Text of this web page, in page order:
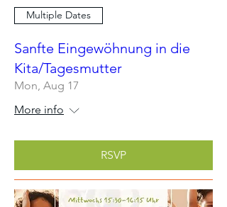
Multiple Dates
Sanfte Eingewöhnung in die
Kita/Tagesmutter
Mon, Aug 17
More info
RSVP